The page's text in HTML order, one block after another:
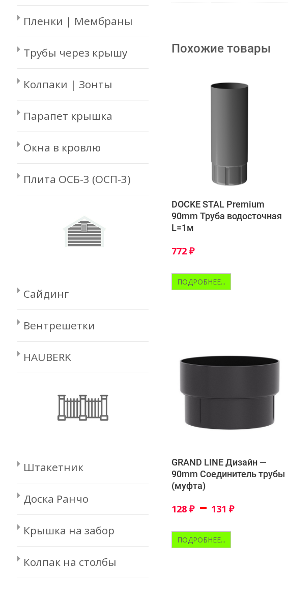
Похожие товары
DOCKE STAL Premium
90mm Труба водосточная
L=1м
772 ₽
ПОДРОБНЕЕ...
GRAND LINE Дизайн —
90mm Соединитель трубы
(муфта)
128 ₽ – 131 ₽
ПОДРОБНЕЕ...
Пленки | Мембраны
Трубы через крышу
Колпаки | Зонты
Парапет крышка
Окна в кровлю
Плита ОСБ-3 (ОСП-3)
Сайдинг
Вентрешетки
HAUBERK
Штакетник
Доска Ранчо
Крышка на забор
Колпак на столбы